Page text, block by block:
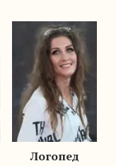
Логопед